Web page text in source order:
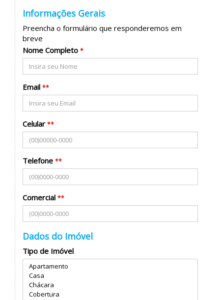
Informações Gerais
Preencha o formulário que responderemos em
breve
Nome Completo *
Email **
Celular **
Telefone **
Comercial **
Dados do Imóvel
Tipo de Imóvel